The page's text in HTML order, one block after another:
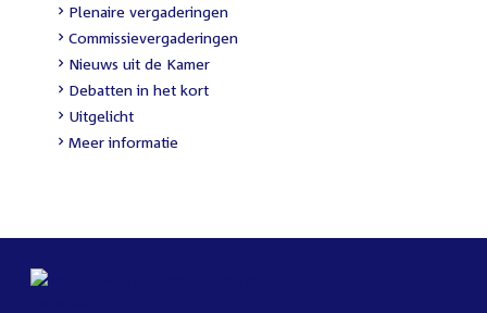
External
link:
Plenaire vergaderingen
External
link:
Commissievergaderingen
External
link:
Nieuws uit de Kamer
External
link:
Debatten in het kort
External
link:
Uitgelicht
Meer informatie